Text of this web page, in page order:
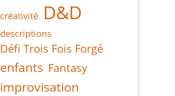
créativité D&D
descriptions
Défi Trois Fois Forgé
enfants Fantasy
improvisation